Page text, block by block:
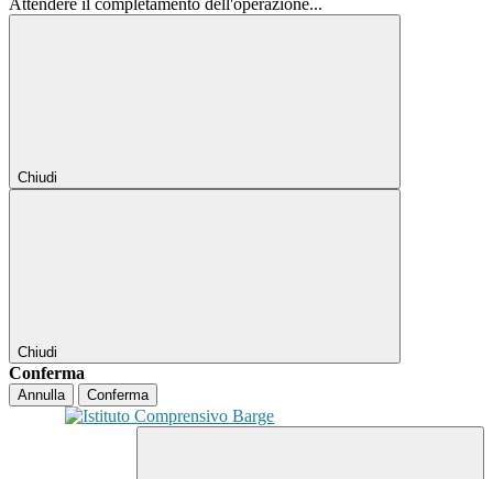
Attendere il completamento dell'operazione...
Chiudi
Chiudi
Conferma
Annulla Conferma